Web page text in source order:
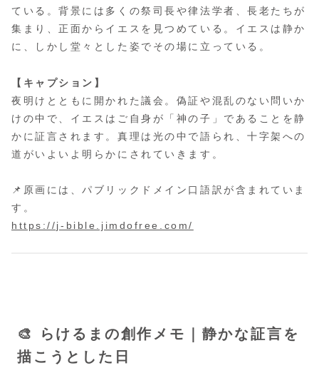
ている。背景には多くの祭司長や律法学者、長老たちが
集まり、正面からイエスを見つめている。イエスは静か
に、しかし堂々とした姿でその場に立っている。
【キャプション】
夜明けとともに開かれた議会。偽証や混乱のない問いか
けの中で、イエスはご自身が「神の子」であることを静
かに証言されます。真理は光の中で語られ、十字架への
道がいよいよ明らかにされていきます。
📌原画には、パブリックドメイン口語訳が含まれていま
す。
https://j-bible.jimdofree.com/
🎨 らけるまの創作メモ｜静かな証言を
描こうとした日